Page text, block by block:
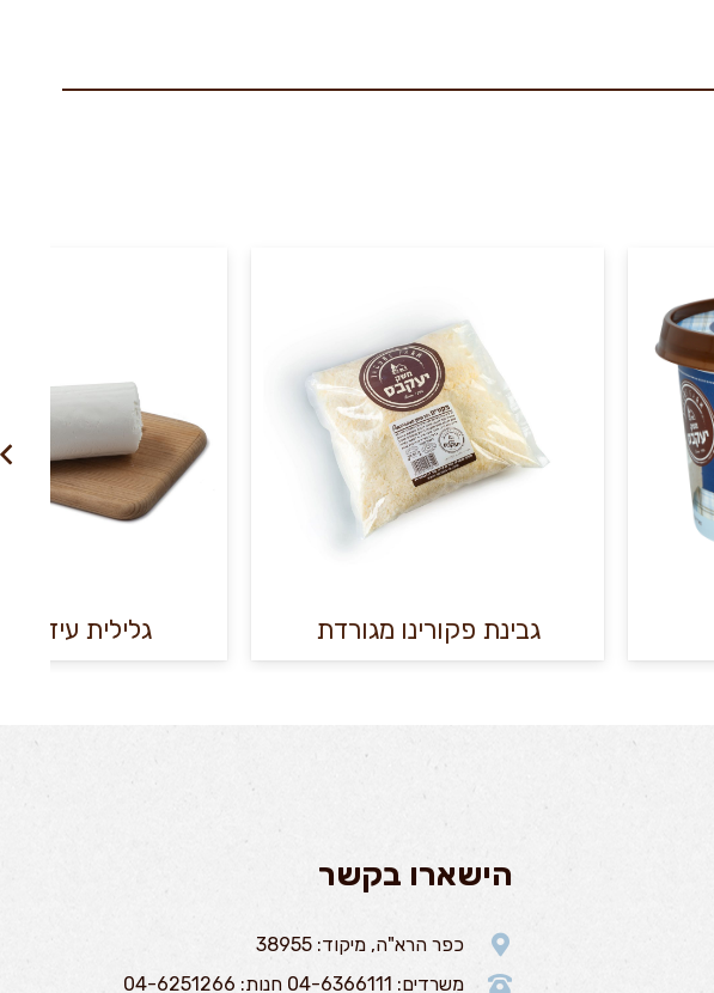
גבינת פקורינו מגורדת גלילית עיזים
הישארו בקשר
כפר הרא"ה, מיקוד: 38955
משרדים: 04-6366111 חנות: 04-6251266